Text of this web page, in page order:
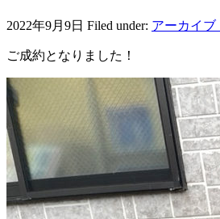
2022年9月9日 Filed under: アーカイブ
ご成約となりました！